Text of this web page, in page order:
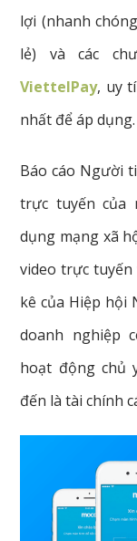
lợi (nhanh
lẻ) và các
ViettelPay, uy
nhất để áp dụng.
Báo cáo Người
trực tuyến của
dụng mạng xã
video trực
kê của Hiệp hội
doanh nghiệp
hoạt động chủ
đến là tài chính